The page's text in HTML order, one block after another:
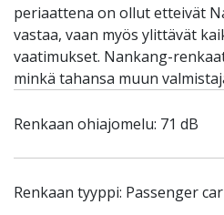
periaattena on ollut etteivät
vastaa, vaan myös ylittävät
vaatimukset. Nankang-
minkä tahansa muun
Renkaan ohiajomelu: 71 dB
Renkaan tyyppi: Passenger car